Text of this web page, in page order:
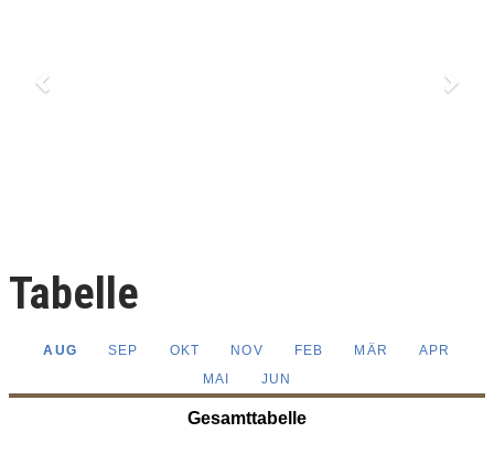
Tabelle
AUG SEP OKT NOV FEB MÄR
APR
MAI
JUN
Gesamttabelle